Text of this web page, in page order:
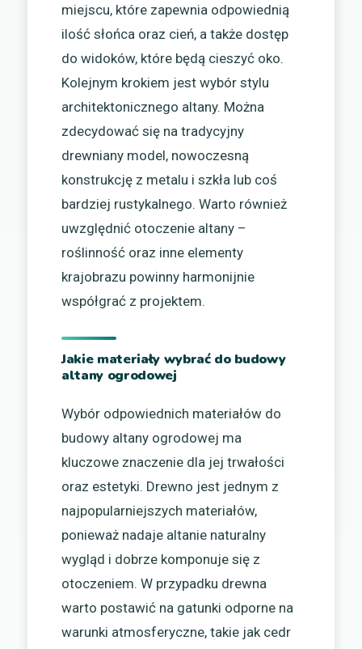
miejscu, które zapewnia odpowiednią
ilość słońca oraz cień, a także dostęp
do widoków, które będą cieszyć oko.
Kolejnym krokiem jest wybór stylu
architektonicznego altany. Można
zdecydować się na tradycyjny
drewniany model, nowoczesną
konstrukcję z metalu i szkła lub coś
bardziej rustykalnego. Warto również
uwzględnić otoczenie altany –
roślinność oraz inne elementy
krajobrazu powinny harmonijnie
współgrać z projektem.
Jakie materiały wybrać do budowy
altany ogrodowej
Wybór odpowiednich materiałów do
budowy altany ogrodowej ma
kluczowe znaczenie dla jej trwałości
oraz estetyki. Drewno jest jednym z
najpopularniejszych materiałów,
ponieważ nadaje altanie naturalny
wygląd i dobrze komponuje się z
otoczeniem. W przypadku drewna
warto postawić na gatunki odporne na
warunki atmosferyczne, takie jak cedr